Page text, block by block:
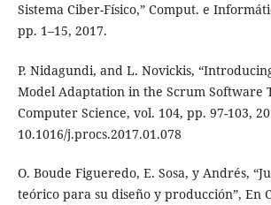
Sistema Ciber-Físico,” Comput. e
pp. 1–15, 2017.
P. Nidagundi, and L. Novickis,
Model Adaptation in the Scrum Software
Computer Science, vol. 104, pp. 97-103,
10.1016/j.procs.2017.01.078
O. Boude Figueredo, E. Sosa, y Andrés,
teórico para su diseño y producción”, En